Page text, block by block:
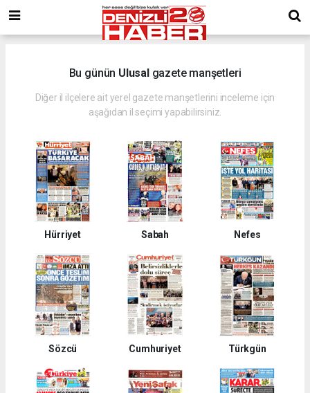
Bu günün Ulusalgazete manşetleri
Diğer il ilçelere ait yerel gazete manşetlerini inceleme için
aşağıdan il seçimi yapabilirsiniz.
Hürriyet Sabah Nefes
Sözcü Cumhuriyet Türkgün